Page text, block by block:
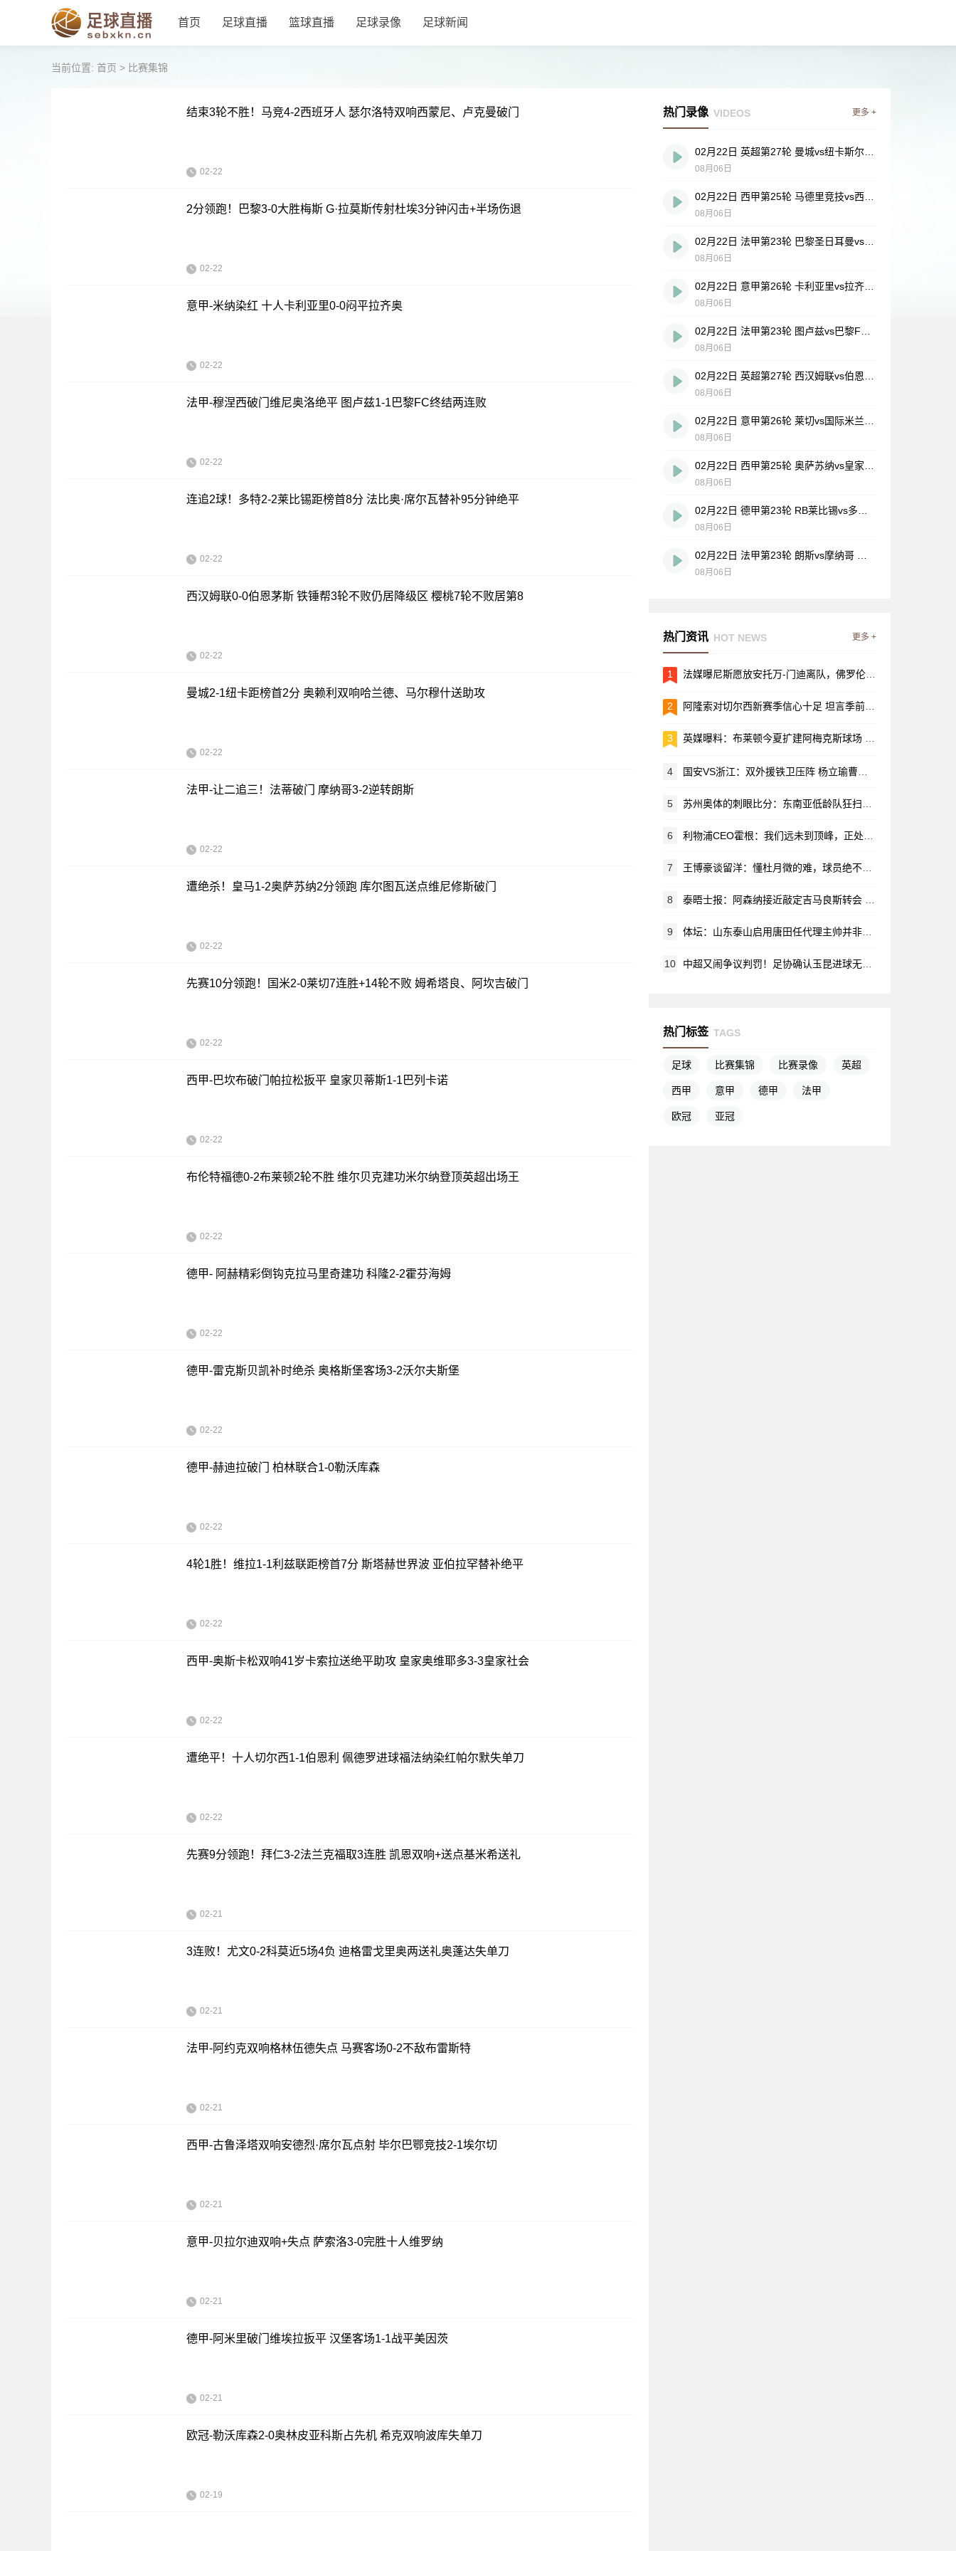
首页 足球直播 篮球直播 足球录像 足球新闻
当前位置: 首页 > 比赛集锦
结束3轮不胜！马竞4-2西班牙人 瑟尔洛特双响西蒙尼、卢克曼破门
02-22
2分领跑！巴黎3-0大胜梅斯 G·拉莫斯传射杜埃3分钟闪击+半场伤退
02-22
意甲-米纳染红 十人卡利亚里0-0闷平拉齐奥
02-22
法甲-穆涅西破门维尼奥洛绝平 图卢兹1-1巴黎FC终结两连败
02-22
连追2球！多特2-2莱比锡距榜首8分 法比奥·席尔瓦替补95分钟绝平
02-22
西汉姆联0-0伯恩茅斯 铁锤帮3轮不败仍居降级区 樱桃7轮不败居第8
02-22
曼城2-1纽卡距榜首2分 奥赖利双响哈兰德、马尔穆什送助攻
02-22
法甲-让二追三！法蒂破门 摩纳哥3-2逆转朗斯
02-22
遭绝杀！皇马1-2奥萨苏纳2分领跑 库尔图瓦送点维尼修斯破门
02-22
先赛10分领跑！国米2-0莱切7连胜+14轮不败 姆希塔良、阿坎吉破门
02-22
西甲-巴坎布破门帕拉松扳平 皇家贝蒂斯1-1巴列卡诺
02-22
布伦特福德0-2布莱顿2轮不胜 维尔贝克建功米尔纳登顶英超出场王
02-22
德甲- 阿赫精彩倒钩克拉马里奇建功 科隆2-2霍芬海姆
02-22
德甲-雷克斯贝凯补时绝杀 奥格斯堡客场3-2沃尔夫斯堡
02-22
德甲-赫迪拉破门 柏林联合1-0勒沃库森
02-22
4轮1胜！维拉1-1利兹联距榜首7分 斯塔赫世界波 亚伯拉罕替补绝平
02-22
西甲-奥斯卡松双响41岁卡索拉送绝平助攻 皇家奥维耶多3-3皇家社会
02-22
遭绝平！十人切尔西1-1伯恩利 佩德罗进球福法纳染红帕尔默失单刀
02-22
先赛9分领跑！拜仁3-2法兰克福取3连胜 凯恩双响+送点基米希送礼
02-21
3连败！尤文0-2科莫近5场4负 迪格雷戈里奥两送礼奥蓬达失单刀
02-21
法甲-阿约克双响格林伍德失点 马赛客场0-2不敌布雷斯特
02-21
西甲-古鲁泽塔双响安德烈·席尔瓦点射 毕尔巴鄂竞技2-1埃尔切
02-21
意甲-贝拉尔迪双响+失点 萨索洛3-0完胜十人维罗纳
02-21
德甲-阿米里破门维埃拉扳平 汉堡客场1-1战平美因茨
02-21
欧冠-勒沃库森2-0奥林皮亚科斯占先机 希克双响波库失单刀
02-19
热门录像 VIDEOS 更多 +
08月06日
08月06日
08月06日
08月06日
08月06日
08月06日
08月06日
08月06日
08月06日
08月06日
热门资讯 HOT NEWS 更多 +
1 法媒曝尼斯愿放安托万-门迪离队，佛罗伦萨、水晶宫有意求购
2 阿隆索对切尔西新赛季信心十足 坦言季前磨合仍有不少功课要补
3 英媒曝料：布莱顿今夏扩建阿梅克斯球场 容量提升至32500人
4 国安VS浙江：双外援铁卫压阵 杨立瑜曹永竞领衔张玉宁冲阵
5 苏州奥体的刺眼比分：东南亚低龄队狂扫国内青训，青训的出路在哪？
6 利物浦CEO霍根：我们远未到顶峰，正处在持续增长的绝佳位置
7 王博豪谈留洋：懂杜月徵的难，球员绝不能安于现状
8 泰晤士报：阿森纳接近敲定吉马良斯转会 总价约8000万英镑
9 体坛：山东泰山启用唐田任代理主帅并非临时起意 早有考察铺垫
10 中超又闹争议判罚！足协确认玉昆进球无效 外援越位致新鹏城失分
热门标签 TAGS
足球 比赛集锦 比赛录像 英超
西甲 意甲 德甲 法甲
欧冠 亚冠